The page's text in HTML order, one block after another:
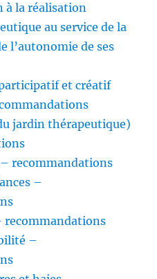
à la réalisation
au service de la
l’autonomie de ses
et créatif
jardin thérapeutique)
recommandations
–
recommandations
–